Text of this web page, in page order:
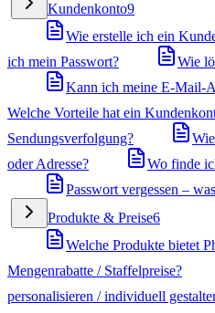
Kundenkonto9
Wie erstelle ich ein
ich mein Passwort?
Wie
Kann ich meine E-Mail-
Welche Vorteile hat ein
Sendungsverfolgung?
oder Adresse?
Wo finde
Passwort vergessen –
Produkte & Preise6
Welche Produkte bietet
Mengenrabatte / Staffelpreise?
personalisieren / individuell